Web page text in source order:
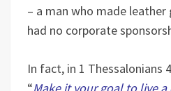
– a man who made
had no corporate
In fact, in 1 Thessalonians